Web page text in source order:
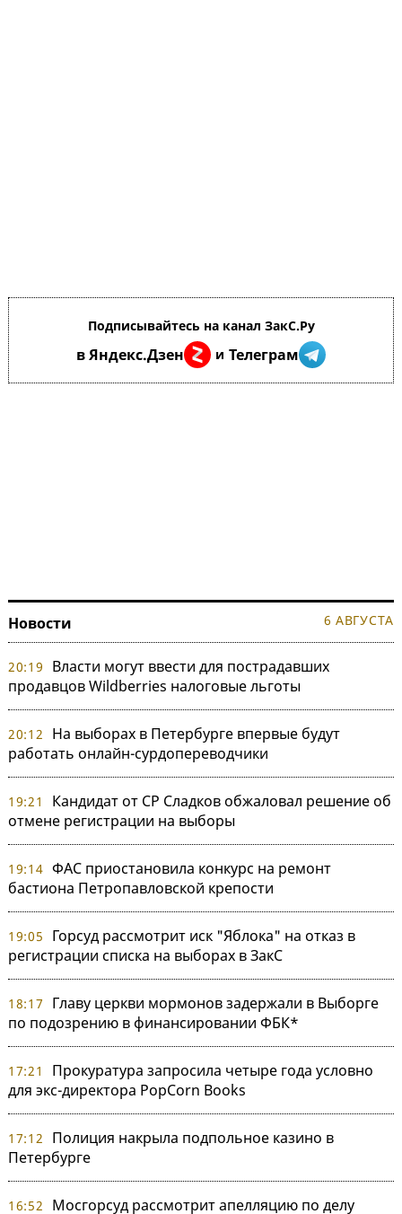
Подписывайтесь на канал ЗакС.Ру
в Яндекс.Дзен и Телеграм
Новости 6 АВГУСТА
20:19
Власти могут ввести для пострадавших
продавцов Wildberries налоговые льготы
20:12
На выборах в Петербурге впервые будут
работать онлайн-сурдопереводчики
19:21
Кандидат от СР Сладков обжаловал решение об
отмене регистрации на выборы
19:14 ФАС приостановила конкурс на ремонт
бастиона Петропавловской крепости
19:05
Горсуд рассмотрит иск "Яблока" на отказ в
регистрации списка на выборах в ЗакС
18:17
Главу церкви мормонов задержали в Выборге
по подозрению в финансировании ФБК*
17:21
Прокуратура запросила четыре года условно
для экс-директора PopCorn Books
17:12
Полиция накрыла подпольное казино в
Петербурге
16:52
Мосгорсуд рассмотрит апелляцию по делу